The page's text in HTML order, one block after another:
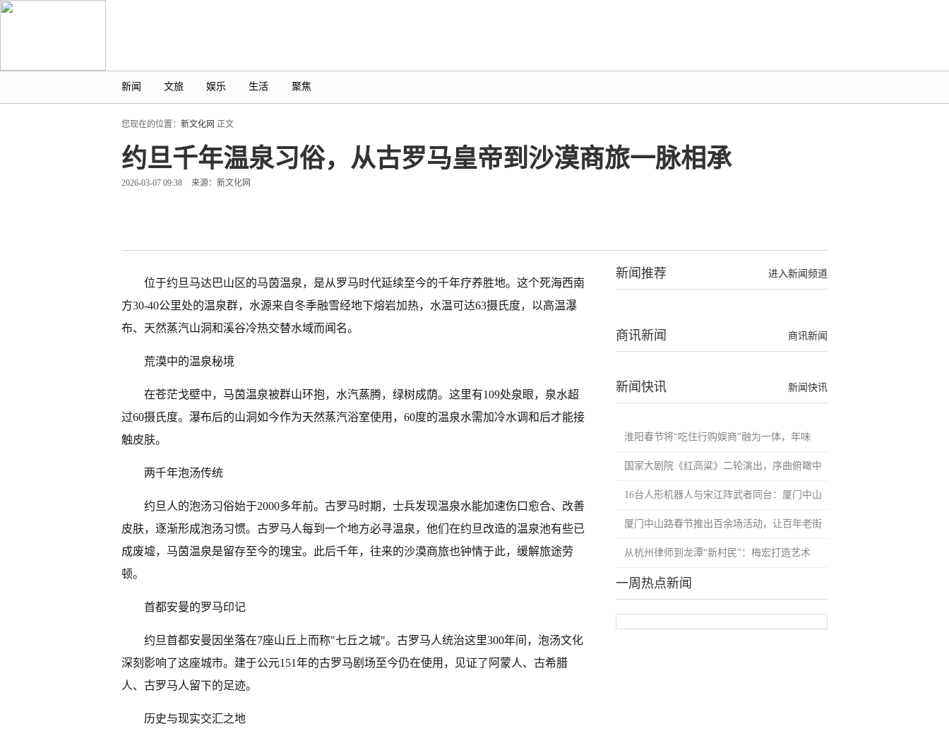
新闻 文旅 娱乐 生活 聚焦
您现在的位置： 新文化网 正文
约旦千年温泉习俗，从古罗马皇帝到沙漠商旅一脉相承
2026-03-07 09:38 来源：新文化网
位于约旦马达巴山区的马茵温泉，是从罗马时代延续至今的千年疗养胜地。这个死海西南
方30-40公里处的温泉群，水源来自冬季融雪经地下熔岩加热，水温可达63摄氏度，以高温瀑
布、天然蒸汽山洞和溪谷冷热交替水域而闻名。
荒漠中的温泉秘境
在苍茫戈壁中，马茵温泉被群山环抱，水汽蒸腾，绿树成荫。这里有109处泉眼，泉水超
过60摄氏度。瀑布后的山洞如今作为天然蒸汽浴室使用，60度的温泉水需加冷水调和后才能接
触皮肤。
两千年泡汤传统
约旦人的泡汤习俗始于2000多年前。古罗马时期，士兵发现温泉水能加速伤口愈合、改善
皮肤，逐渐形成泡汤习惯。古罗马人每到一个地方必寻温泉，他们在约旦改造的温泉池有些已
成废墟，马茵温泉是留存至今的瑰宝。此后千年，往来的沙漠商旅也钟情于此，缓解旅途劳
顿。
首都安曼的罗马印记
约旦首都安曼因坐落在7座山丘上而称"七丘之城"。古罗马人统治这里300年间，泡汤文化
深刻影响了这座城市。建于公元151年的古罗马剧场至今仍在使用，见证了阿蒙人、古希腊
人、古罗马人留下的足迹。
历史与现实交汇之地
进入新闻频道
新闻推荐
商讯新闻
商讯新闻
新闻快讯
新闻快讯
淮阳春节将“吃住行购娱商”融为一体，年味
国家大剧院《红高粱》二轮演出，序曲俯瞰中
16台人形机器人与宋江阵武者同台：厦门中山
厦门中山路春节推出百余场活动，让百年老街
从杭州律师到龙潭“新村民”：梅宏打造艺术
一周热点新闻